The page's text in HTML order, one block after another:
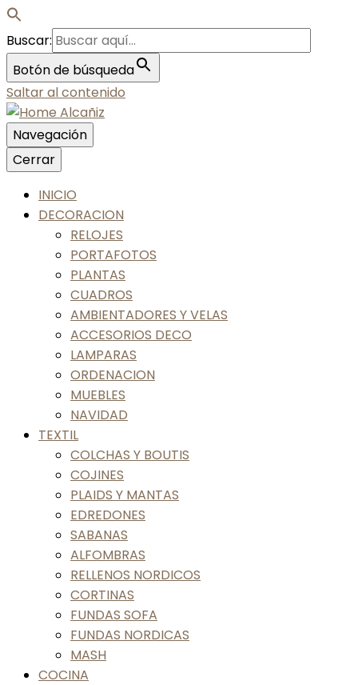
Buscar:
Botón de búsqueda
Saltar al contenido
Home Alcañiz
Nos gusta tu casa, nos gustas tú
Navegación
Cerrar
INICIO
DECORACION
RELOJES
PORTAFOTOS
PLANTAS
CUADROS
AMBIENTADORES Y VELAS
ACCESORIOS DECO
LAMPARAS
ORDENACION
MUEBLES
NAVIDAD
TEXTIL
COLCHAS Y BOUTIS
COJINES
PLAIDS Y MANTAS
EDREDONES
SABANAS
ALFOMBRAS
RELLENOS NORDICOS
CORTINAS
FUNDAS SOFA
FUNDAS NORDICAS
MASH
COCINA